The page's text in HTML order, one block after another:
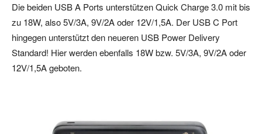
Die beiden USB A Ports unterstützen Quick Charge 3.0 mit bis
zu 18W, also 5V/3A, 9V/2A oder 12V/1,5A. Der USB C Port
hingegen unterstützt den neueren USB Power Delivery
Standard! Hier werden ebenfalls 18W bzw. 5V/3A, 9V/2A oder
12V/1,5A geboten.